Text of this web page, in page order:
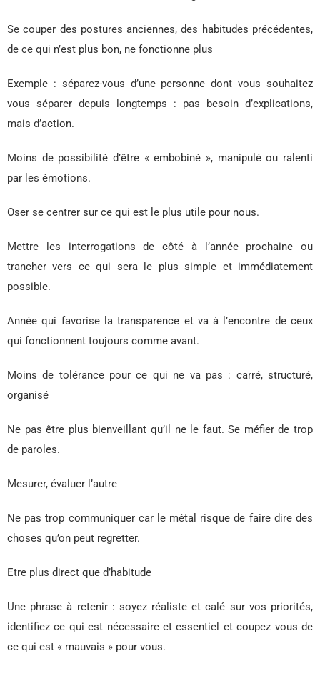
Se couper des postures anciennes, des habitudes précédentes,
de ce qui n’est plus bon, ne fonctionne plus
Exemple : séparez-vous d’une personne dont vous souhaitez
vous séparer depuis longtemps : pas besoin d’explications,
mais d’action.
Moins de possibilité d’être « embobiné », manipulé ou ralenti
par les émotions.
Oser se centrer sur ce qui est le plus utile pour nous.
Mettre les interrogations de côté à l’année prochaine ou
trancher vers ce qui sera le plus simple et immédiatement
possible.
Année qui favorise la transparence et va à l’encontre de ceux
qui fonctionnent toujours comme avant.
Moins de tolérance pour ce qui ne va pas : carré, structuré,
organisé
Ne pas être plus bienveillant qu’il ne le faut. Se méfier de trop
de paroles.
Mesurer, évaluer l’autre
Ne pas trop communiquer car le métal risque de faire dire des
choses qu’on peut regretter.
Etre plus direct que d’habitude
Une phrase à retenir : soyez réaliste et calé sur vos priorités,
identifiez ce qui est nécessaire et essentiel et coupez vous de
ce qui est « mauvais » pour vous.